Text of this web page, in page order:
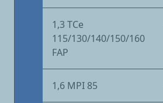
1,3 TCe
115/130/140/150/160
FAP
1,6 MPI 85